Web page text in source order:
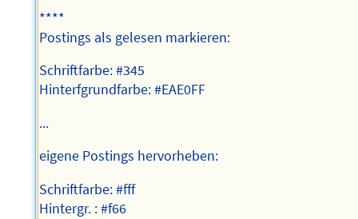
****
Postings als gelesen markieren:
Schriftfarbe: #345
Hinterfgrundfarbe: #EAE0FF
...
eigene Postings hervorheben:
Schriftfarbe: #fff
Hintergr. : #f66